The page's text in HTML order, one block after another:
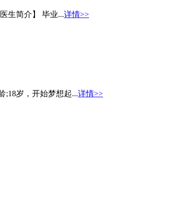
生简介】 毕业...详情>>
;18岁，开始梦想起...详情>>